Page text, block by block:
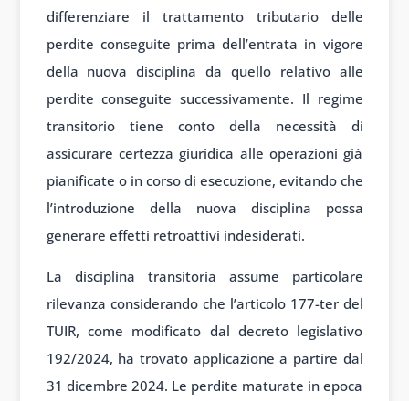
differenziare il trattamento tributario delle
perdite conseguite prima dell’entrata in vigore
della nuova disciplina da quello relativo alle
perdite conseguite successivamente. Il regime
transitorio tiene conto della necessità di
assicurare certezza giuridica alle operazioni già
pianificate o in corso di esecuzione, evitando che
l’introduzione della nuova disciplina possa
generare effetti retroattivi indesiderati.
La disciplina transitoria assume particolare
rilevanza considerando che l’articolo 177-ter del
TUIR, come modificato dal decreto legislativo
192/2024, ha trovato applicazione a partire dal
31 dicembre 2024. Le perdite maturate in epoca